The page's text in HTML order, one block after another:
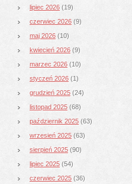
lipiec 2026 (19)
czerwiec 2026 (9)
maj 2026 (10)
kwiecień 2026 (9)
marzec 2026 (10)
styczeń 2026 (1)
grudzień 2025 (24)
listopad 2025 (68)
październik 2025 (63)
wrzesień 2025 (63)
sierpień 2025 (90)
lipiec 2025 (54)
czerwiec 2025 (36)